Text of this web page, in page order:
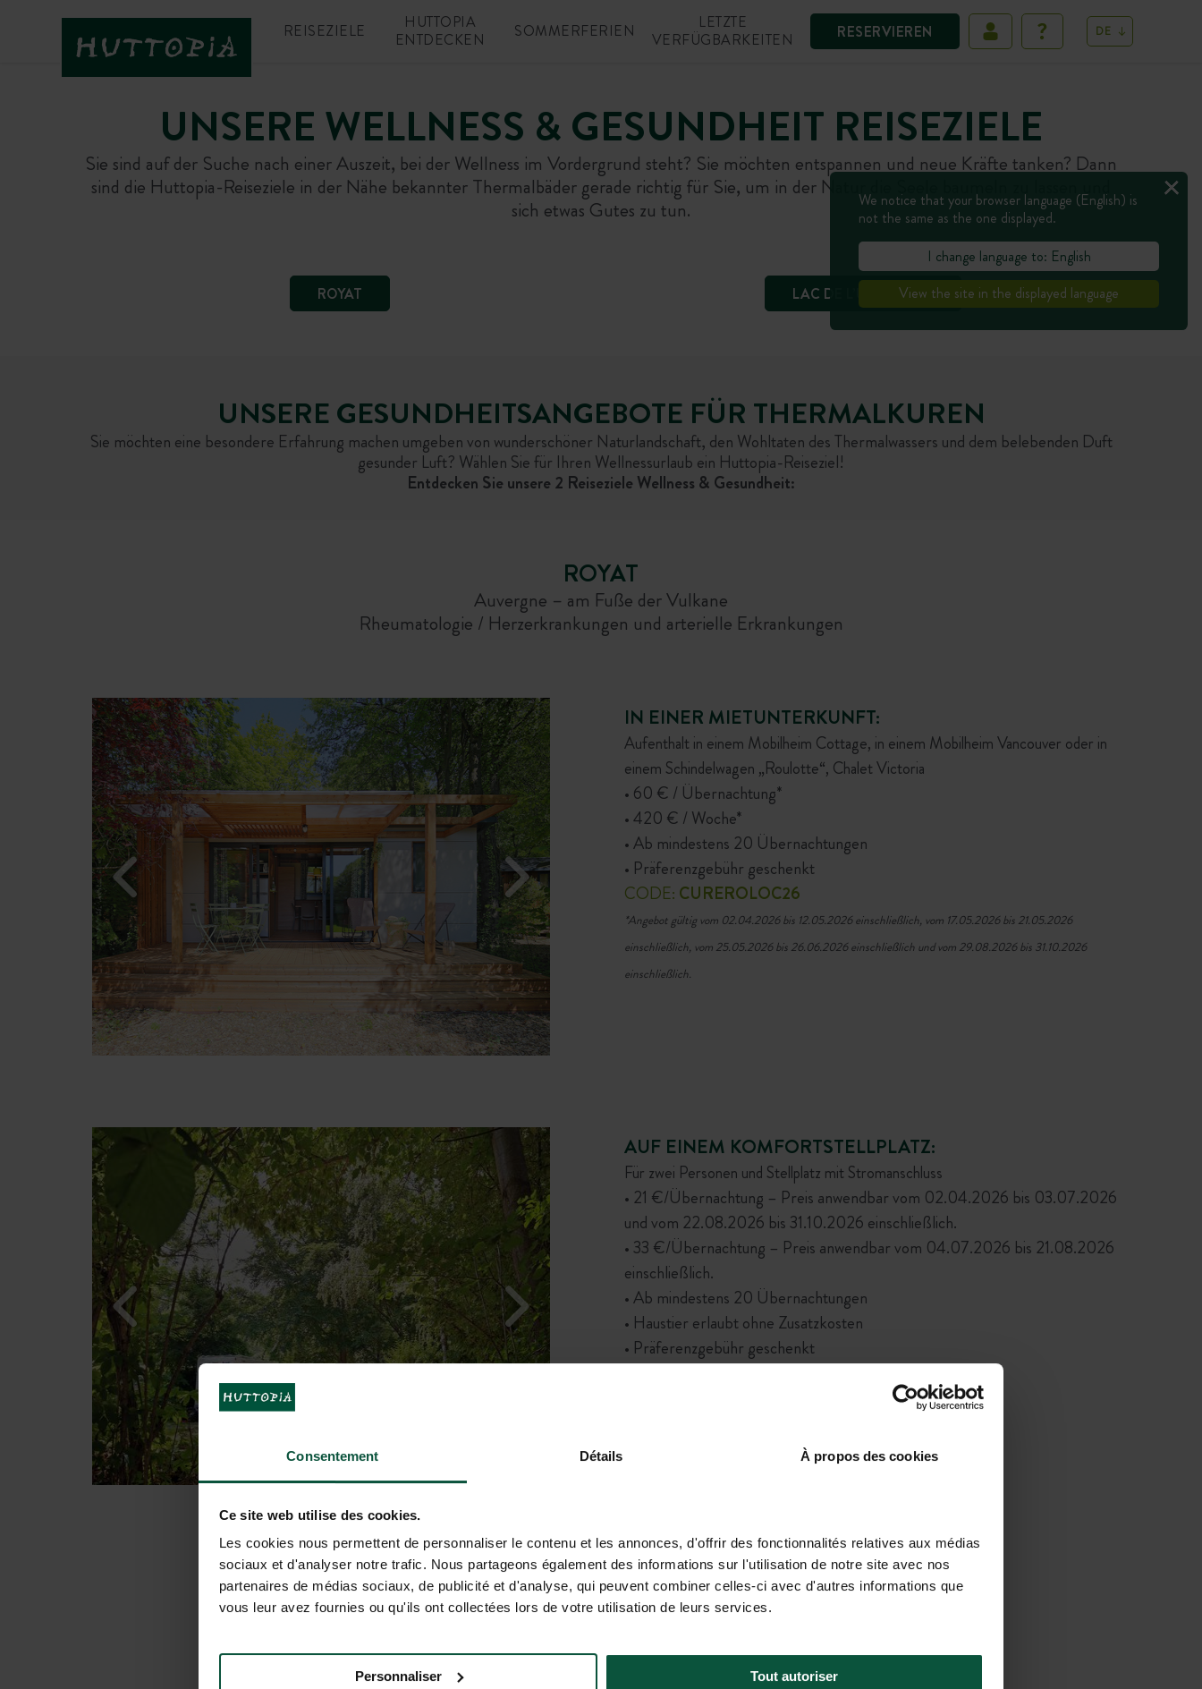
Consentement Détails À propos des cookies
Ce site web utilise des cookies.
Les cookies nous permettent de personnaliser le contenu et les annonces, d'offrir des fonctionnalités relatives aux médias
sociaux et d'analyser notre trafic. Nous partageons également des informations sur l'utilisation de notre site avec nos
partenaires de médias sociaux, de publicité et d'analyse, qui peuvent combiner celles-ci avec d'autres informations que
vous leur avez fournies ou qu'ils ont collectées lors de votre utilisation de leurs services.
Personnaliser Tout autoriser
RESERVIEREN
REISEZIELE
HUTTOPIA
ENTDECKEN
SOMMERFERIEN
LETZTE
VERFÜGBARKEITEN
DE
UNSERE WELLNESS & GESUNDHEIT REISEZIELE
Sie sind auf der Suche nach einer Auszeit, bei der Wellness im Vordergrund steht? Sie möchten entspannen und neue Kräfte tanken? Dann
sind die Huttopia-Reiseziele in der Nähe bekannter Thermalbäder gerade richtig für Sie, um in der Natur die Seele baumeln zu lassen und
sich etwas Gutes zu tun.
ROYAT LAC DE L’UBY – GERS
UNSERE GESUNDHEITSANGEBOTE FÜR THERMALKUREN
Sie möchten eine besondere Erfahrung machen umgeben von wunderschöner Naturlandschaft, den Wohltaten des Thermalwassers und dem belebenden Duft
gesunder Luft? Wählen Sie für Ihren Wellnessurlaub ein Huttopia-Reiseziel!
Entdecken Sie unsere 2 Reiseziele Wellness & Gesundheit:
ROYAT
Auvergne – am Fuße der Vulkane
Rheumatologie / Herzerkrankungen und arterielle Erkrankungen
IN EINER MIETUNTERKUNFT:
Aufenthalt in einem Mobilheim Cottage, in einem Mobilheim Vancouver oder in
einem Schindelwagen „Roulotte“, Chalet Victoria
• 60 € / Übernachtung*
• 420 € / Woche*
• Ab mindestens 20 Übernachtungen
• Präferenzgebühr geschenkt
CODE: CUREROLOC26
*Angebot gültig vom 02.04.2026 bis 12.05.2026 einschließlich, vom 17.05.2026 bis 21.05.2026
einschließlich, vom 25.05.2026 bis 26.06.2026 einschließlich und vom 29.08.2026 bis 31.10.2026
einschließlich.
AUF EINEM KOMFORTSTELLPLATZ:
Für zwei Personen und Stellplatz mit Stromanschluss
• 21 €/Übernachtung – Preis anwendbar vom 02.04.2026 bis 03.07.2026
und vom 22.08.2026 bis 31.10.2026 einschließlich.
• 33 €/Übernachtung – Preis anwendbar vom 04.07.2026 bis 21.08.2026
einschließlich.
• Ab mindestens 20 Übernachtungen
• Haustier erlaubt ohne Zusatzkosten
• Präferenzgebühr geschenkt
LAC DE L’UBY – GERS
Im Gers – am Seeufer
We notice that your browser language (English) is
not the same as the one displayed.
I change language to: English
View the site in the displayed language